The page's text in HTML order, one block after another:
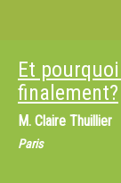
Et
finalement?
M. Claire Thuillier
Paris